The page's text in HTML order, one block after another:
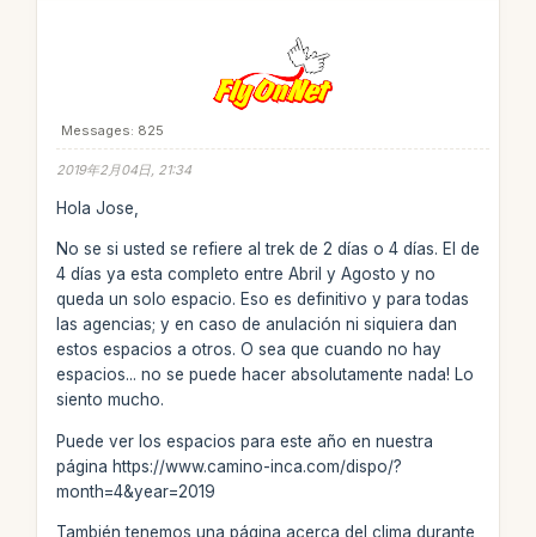
Messages: 825
2019年2月04日, 21:34
Hola Jose,
No se si usted se refiere al trek de 2 días o 4 días. El de
4 días ya esta completo entre Abril y Agosto y no
queda un solo espacio. Eso es definitivo y para todas
las agencias; y en caso de anulación ni siquiera dan
estos espacios a otros. O sea que cuando no hay
espacios... no se puede hacer absolutamente nada! Lo
siento mucho.
Puede ver los espacios para este año en nuestra
página https://www.camino-inca.com/dispo/?
month=4&year=2019
También tenemos una página acerca del clima durante